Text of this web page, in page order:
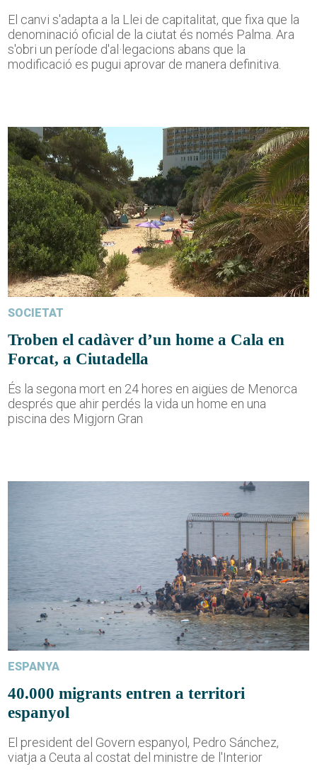
El canvi s'adapta a la Llei de capitalitat, que fixa que la
denominació oficial de la ciutat és només Palma. Ara
s'obri un període d'al·legacions abans que la
modificació es pugui aprovar de manera definitiva.
SOCIETAT
Troben el cadàver d’un home a Cala en
Forcat, a Ciutadella
És la segona mort en 24 hores en aigües de Menorca
després que ahir perdés la vida un home en una
piscina des Migjorn Gran
ESPANYA
40.000 migrants entren a territori
espanyol
El president del Govern espanyol, Pedro Sánchez,
viatja a Ceuta al costat del ministre de l'Interior